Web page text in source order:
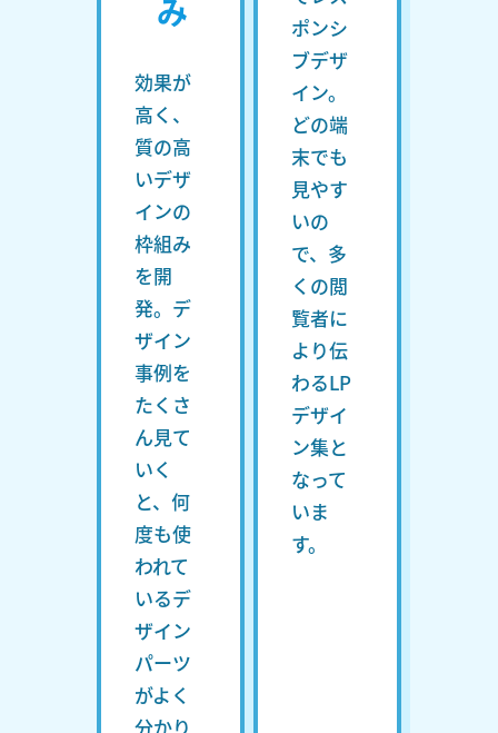
み
効果が
高く、
質の高
いデザ
インの
枠組み
を開
発。デ
ザイン
事例を
たくさ
ん見て
いく
と、何
度も使
われて
いるデ
ザイン
パーツ
がよく
分かり
ポンシ
ブデザ
イン。
どの端
末でも
見やす
いの
で、多
くの閲
覧者に
より伝
わるLP
デザイ
ン集と
なって
いま
す。